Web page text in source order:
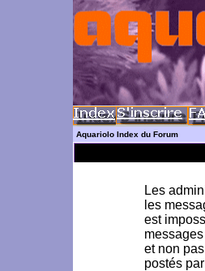
Aquariolo Index du Forum
Les
les
est
et non
postés